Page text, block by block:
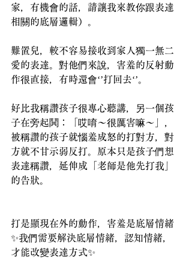
家，有機會的話，請讓我來教你跟表達
相關的底層邏輯）。
難置兒，較不容易接收到家人獨一無二
愛的表達。對他們來說，害羞的反射動
作很直接，有時還會‘’打回去‘’。
好比我稱讚孩子很專心聽講，另一個孩
子在旁起鬨：「哎唷～很厲害嘛～」，
被稱讚的孩子就惱羞成怒的打對方，對
方就不甘示弱反打。原本只是孩子們想
表達稱讚，延伸成「老師是他先打我」
的告狀。
打是顯現在外的動作，害羞是底層情緒
✨我們需要解決底層情緒，認知情緒，
才能改變表達方式✨